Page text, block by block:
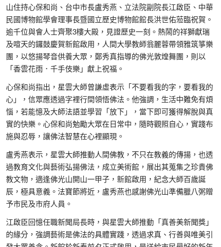
山住持心保和尚、台中市長盧秀燕、立法院副院長江啟臣、中華
民國博物館學會理事長暨國立歷史博物館館長洪世佑蒞臨祝賀。
逾千位與會人士齊聚3樓大殿，見證歷史一刻。熱鬧的祥獅獻瑞
及喧天的鑼鼓慶賀新館啟用，人間大學教師翁麗蓉帶領雅筑箏樂
團，以悠揚琴音供養大眾，鄭秀真指導的佛光敦煌舞團，則以
「香雲花雨．千手伎樂」獻上祝福。
心保和尚指出，星雲大師曾謙虛表示「不要看我的字，要看我的
心」，信眾應透過字裡行間領悟佛法。他強調，生活中難免有煩
惱，若能憶及大師法語並學習「放下」，當下即可獲得解脫與真
實的快樂。心保和尚勉勵大眾在日常中，隨時觀照自心，實踐布
施與忍辱，讓佛法智慧在心裡顯現。
盧秀燕表示，星雲大師推動人間佛教，不只在教義的傳揚，也透
過教育文化與藝術弘揚佛法，成立美術館，展出其蒐集之珍貴佛
教文物，適逢佛光山開山一甲子，新館啟用，紀念大師百歲誕
辰，極具意義。法寶節將近，盧秀燕也感謝佛光山準備臘八粥贈
予市民及市府人員。
江啟臣回憶任職新聞局長時，與星雲大師推動「真善美新聞獎」
的緣分，強調藝術是佛法的具體實踐，透過求真、行善與唯美引